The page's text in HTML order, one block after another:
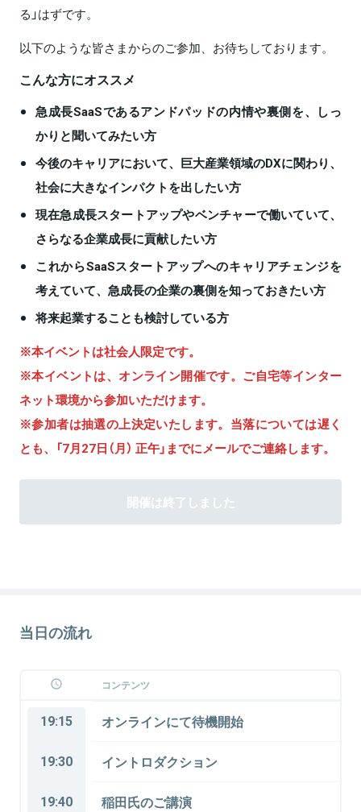
る」はずです。
以下のような皆さまからのご参加、お待ちしております。
こんな方にオススメ
急成長SaaSであるアンドパッドの内情や裏側を、しっ
かりと聞いてみたい方
今後のキャリアにおいて、巨大産業領域のDXに関わり、
社会に大きなインパクトを出したい方
現在急成長スタートアップやベンチャーで働いていて、
さらなる企業成長に貢献したい方
これからSaaSスタートアップへのキャリアチェンジを
考えていて、急成長の企業の裏側を知っておきたい方
将来起業することも検討している方
※本イベントは社会人限定です。
※本イベントは、オンライン開催です。ご自宅等インター
ネット環境から参加いただけます。
※参加者は抽選の上決定いたします。当落については遅く
とも、「7月27日（月） 正午」までにメールでご連絡します。
開催は終了しました
当日の流れ
コンテンツ
19:15 オンラインにて待機開始
19:30 イントロダクション
19:40 稲田氏のご講演